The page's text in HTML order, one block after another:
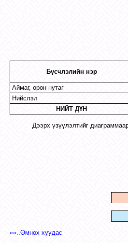
Бүсчлэлийн нэр
Аймаг, орон нутаг
Нийслэл
НИЙТ ДҮН
Дээрх үзүүлэлтийг
««..Өмнөх хуудас